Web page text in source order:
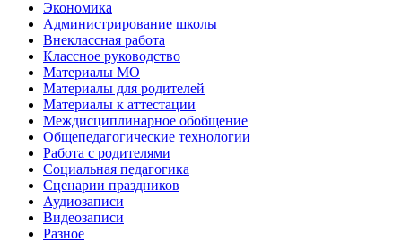
Экономика
Администрирование школы
Внеклассная работа
Классное руководство
Материалы МО
Материалы для родителей
Материалы к аттестации
Междисциплинарное обобщение
Общепедагогические технологии
Работа с родителями
Социальная педагогика
Сценарии праздников
Аудиозаписи
Видеозаписи
Разное